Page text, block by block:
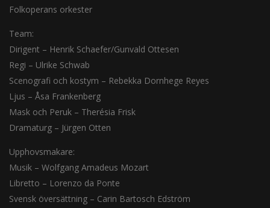
Folkoperans orkester
Team:
Dirigent – Henrik Schaefer/Gunvald Ottesen
Regi – Ulrike Schwab
Scenografi och kostym – Rebekka Dornhege Reyes
Ljus – Åsa Frankenberg
Mask och Peruk – Therésia Frisk
Dramaturg – Jürgen Otten
Upphovsmakare:
Musik – Wolfgang Amadeus Mozart
Libretto – Lorenzo da Ponte
Svensk översättning – Carin Bartosch Edström